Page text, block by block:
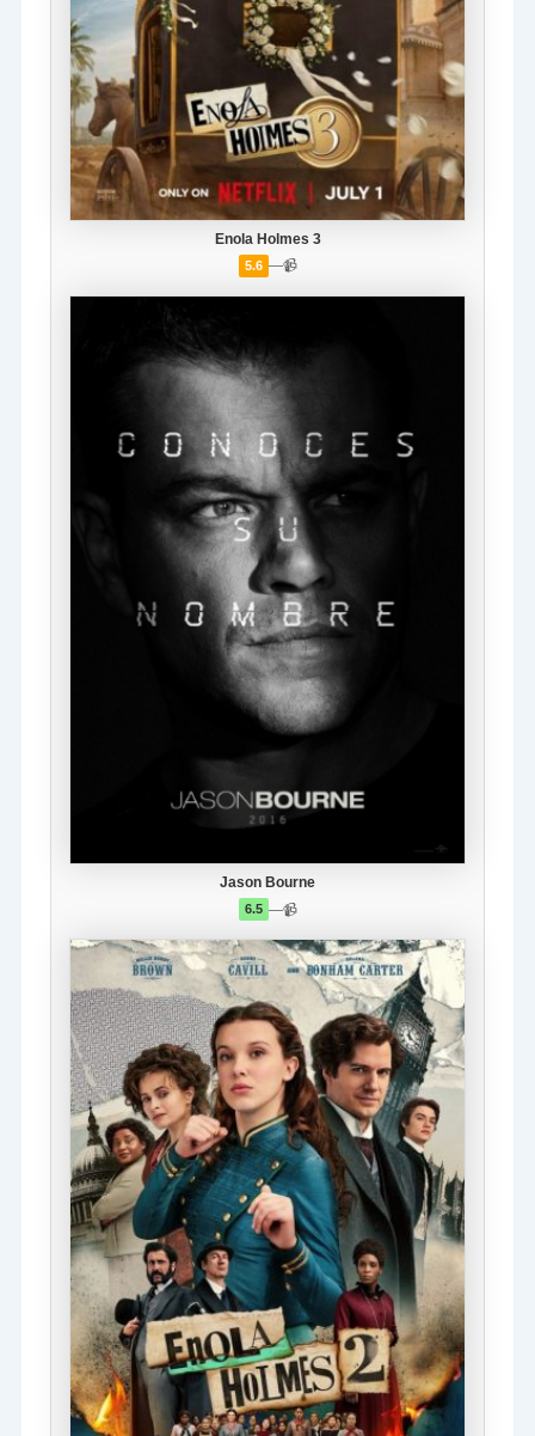
Enola Holmes 3
5.6 —📹
Jason Bourne
6.5 —📹